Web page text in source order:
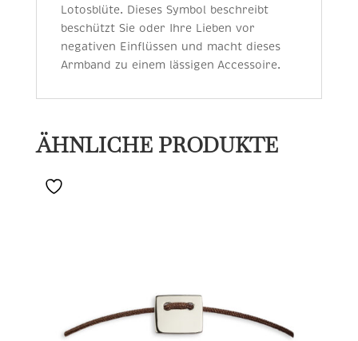
Lotosblüte. Dieses Symbol beschreibt
beschützt Sie oder Ihre Lieben vor
negativen Einflüssen und macht dieses
Armband zu einem lässigen Accessoire.
ÄHNLICHE PRODUKTE